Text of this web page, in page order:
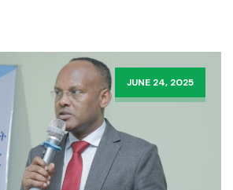
JUNE 24, 2025